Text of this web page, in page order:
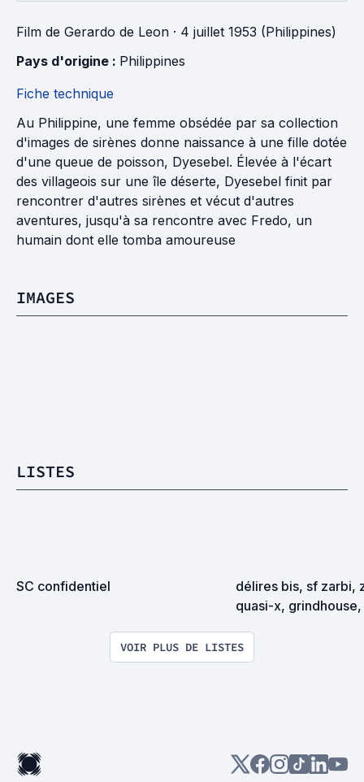
Film de Gerardo de Leon · 4 juillet 1953 (Philippines)
Pays d'origine : Philippines
Fiche technique
Au Philippine, une femme obsédée par sa collection
d'images de sirènes donne naissance à une fille dotée
d'une queue de poisson, Dyesebel. Élevée à l'écart
des villageois sur une île déserte, Dyesebel finit par
rencontrer d'autres sirènes et vécut d'autres
aventures, jusqu'à sa rencontre avec Fredo, un
humain dont elle tomba amoureuse
IMAGES
LISTES
SC confidentiel
délires bis, sf zarbi,
quasi-x,
VOIR PLUS DE LISTES